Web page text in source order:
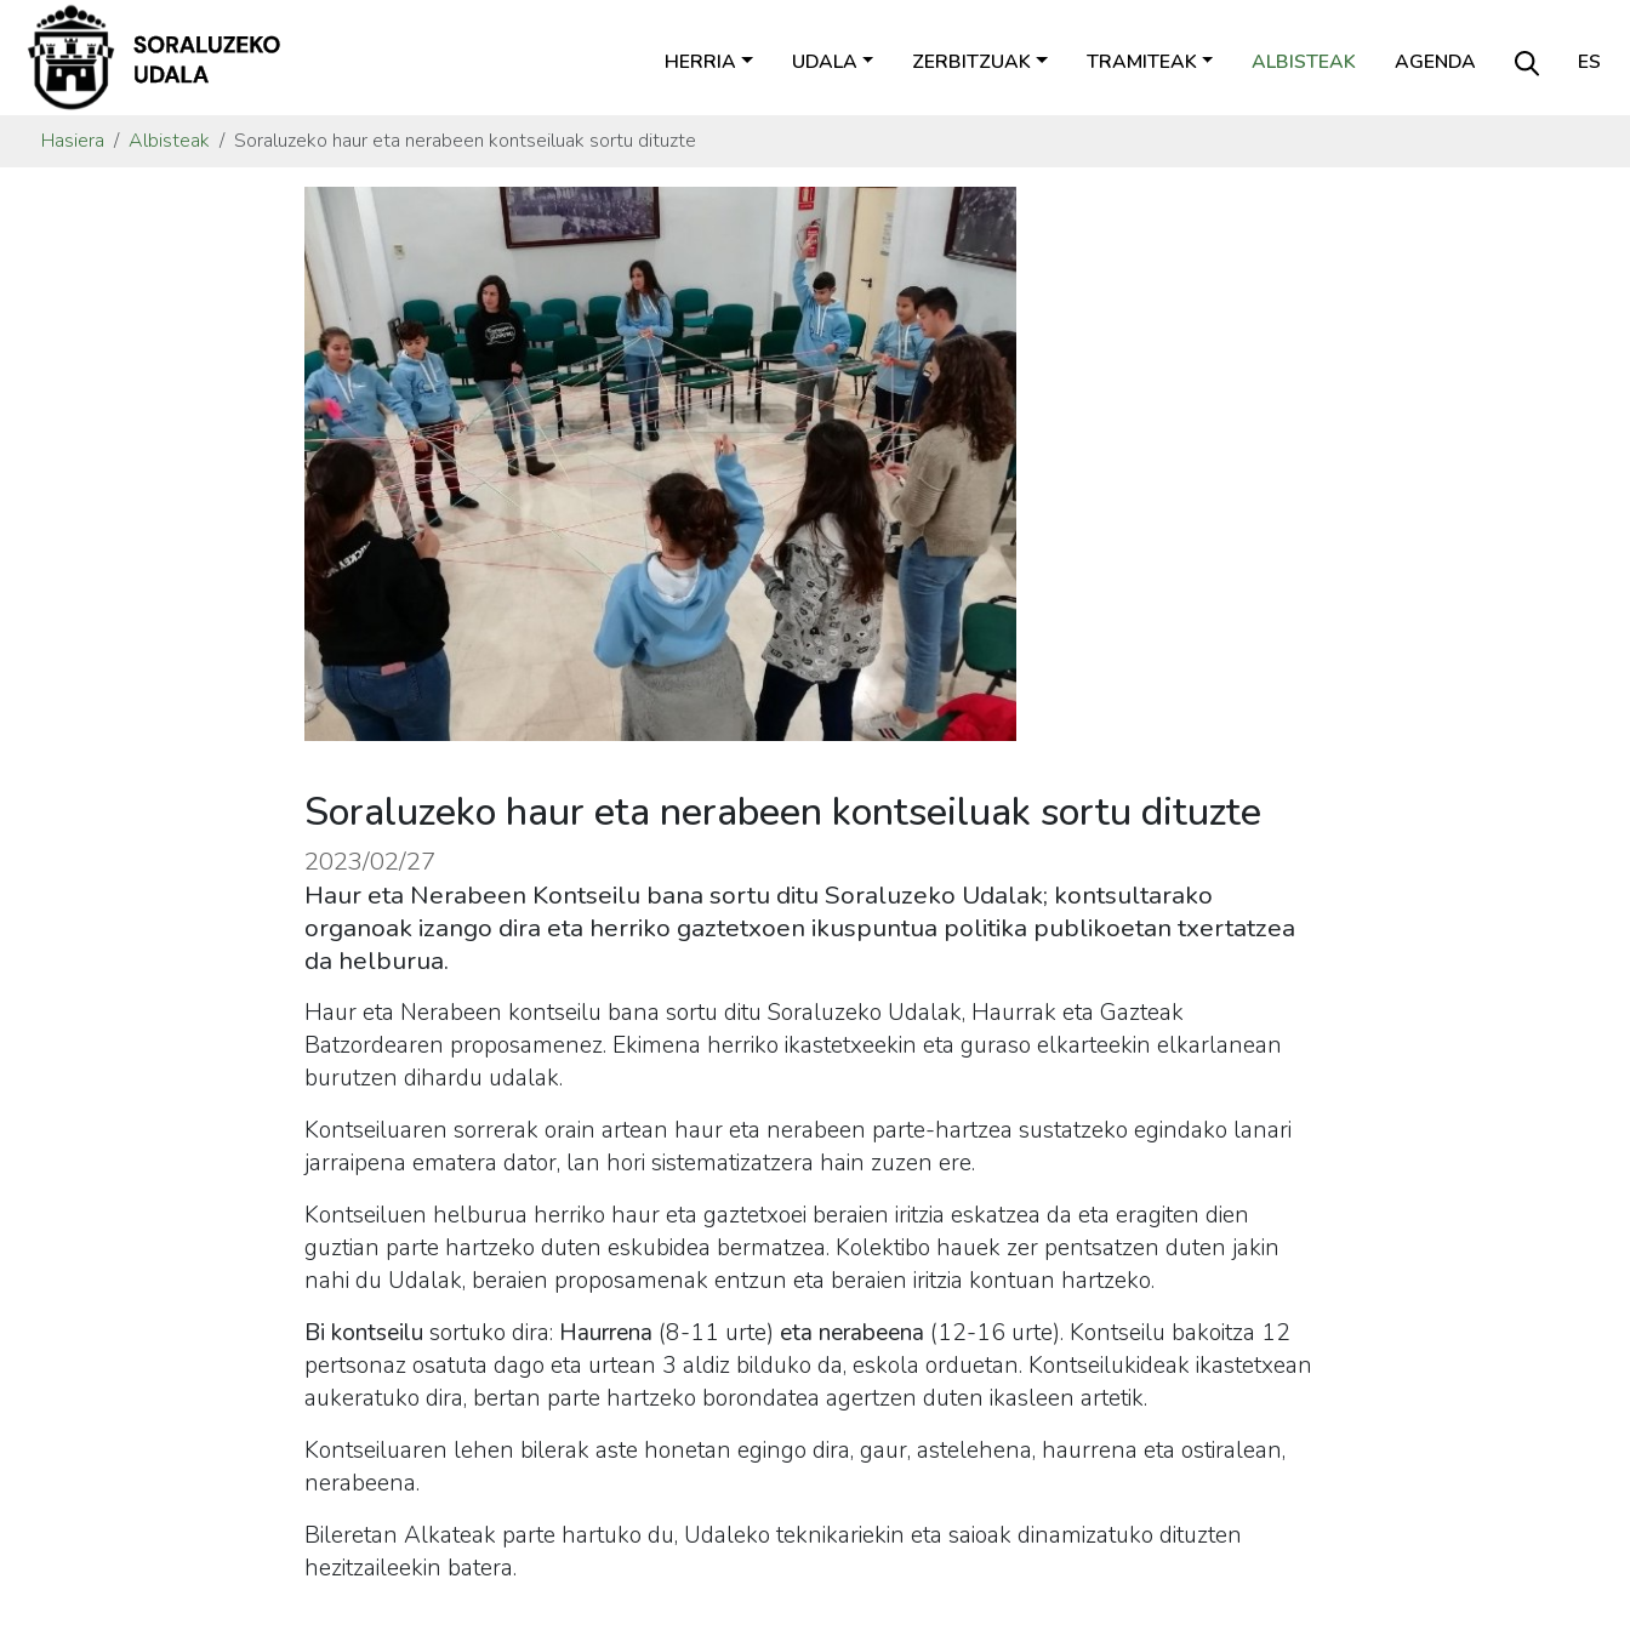
HERRIA UDALA ZERBITZUAK TRAMITEAK ALBISTEAK AGENDA ES
Hasiera Albisteak Soraluzeko haur eta nerabeen kontseiluak sortu dituzte
Soraluzeko haur eta nerabeen kontseiluak sortu dituzte
2023/02/27
Haur eta Nerabeen Kontseilu bana sortu ditu Soraluzeko Udalak; kontsultarako
organoak izango dira eta herriko gaztetxoen ikuspuntua politika publikoetan txertatzea
da helburua.
Haur eta Nerabeen kontseilu bana sortu ditu Soraluzeko Udalak, Haurrak eta Gazteak
Batzordearen proposamenez. Ekimena herriko ikastetxeekin eta guraso elkarteekin elkarlanean
burutzen dihardu udalak.
Kontseiluaren sorrerak orain artean haur eta nerabeen parte-hartzea sustatzeko egindako lanari
jarraipena ematera dator, lan hori sistematizatzera hain zuzen ere.
Kontseiluen helburua herriko haur eta gaztetxoei beraien iritzia eskatzea da eta eragiten dien
guztian parte hartzeko duten eskubidea bermatzea. Kolektibo hauek zer pentsatzen duten jakin
nahi du Udalak, beraien proposamenak entzun eta beraien iritzia kontuan hartzeko.
Bi kontseilu sortuko dira: Haurrena (8-11 urte) eta nerabeena (12-16 urte). Kontseilu bakoitza 12
pertsonaz osatuta dago eta urtean 3 aldiz bilduko da, eskola orduetan. Kontseilukideak ikastetxean
aukeratuko dira, bertan parte hartzeko borondatea agertzen duten ikasleen artetik.
Kontseiluaren lehen bilerak aste honetan egingo dira, gaur, astelehena, haurrena eta ostiralean,
nerabeena.
Bileretan Alkateak parte hartuko du, Udaleko teknikariekin eta saioak dinamizatuko dituzten
hezitzaileekin batera.